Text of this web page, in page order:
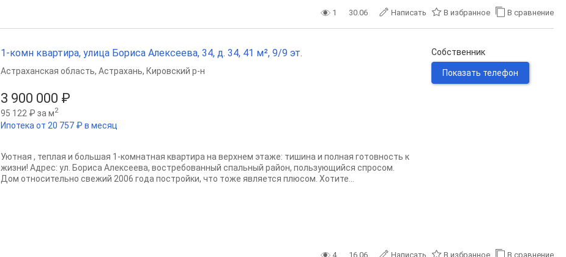
1 30.06 Написать В избранное В сравнение
1-комн квартира, улица Бориса Алексеева, 34, д. 34, 41 м², 9/9 эт.
3 900 000 ₽
95 122 ₽ за м2
Ипотека от 20 757 ₽ в месяц
Астраханская область, Астрахань, Кировский р-н
Уютная , теплая и большая 1-комнатная квартира на верхнем этаже: тишина и полная готовность к
жизни! Адрес: ул. Бориса Алексеева, востребованный спальный район, пользующийся спросом.
Дом относительно свежий 2006 года постройки, что тоже является плюсом. Хотите...
Собственник
Показать телефон
4 16.06 Написать В избранное В сравнение